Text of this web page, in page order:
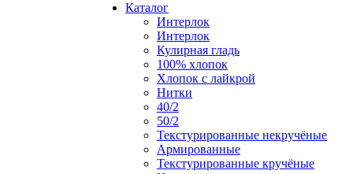
Каталог
Интерлок
Интерлок
Кулирная гладь
100% хлопок
Хлопок с лайкрой
Нитки
40/2
50/2
Текстурированные некручёные
Армированные
Текстурированные кручёные